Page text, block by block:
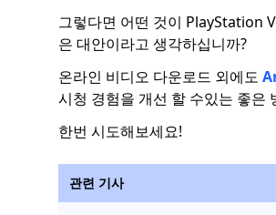
그렇다면 어떤 것이 PlayStation
은 대안이라고 생각하십니까?
온라인 비디오 다운로드 외에도
시청 경험을 개선 할 수있는 좋은
한번 시도해보세요!
관련 기사